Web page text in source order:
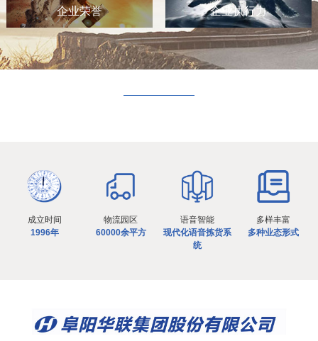
企业荣誉 企业执行力
成立时间
1996年
物流园区
60000余平方
语音智能
现代化语音拣货系
统
多样丰富
多种业态形式